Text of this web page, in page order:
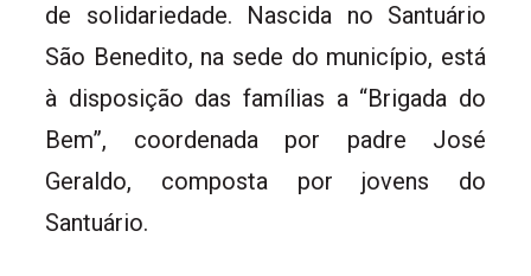
de solidariedade. Nascida no Santuário
São Benedito, na sede do município, está
à disposição das famílias a “Brigada do
Bem”, coordenada por padre José
Geraldo, composta por jovens do
Santuário.